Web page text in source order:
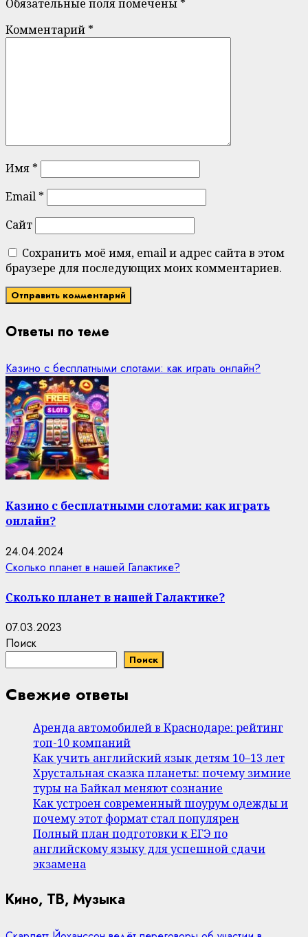
Обязательные поля помечены *
Комментарий *
Имя *
Email *
Сайт
Сохранить моё имя, email и адрес сайта в этом
браузере для последующих моих комментариев.
Ответы по теме
Казино с бесплатными слотами: как играть онлайн?
Казино с бесплатными слотами: как играть
онлайн?
24.04.2024
Сколько планет в нашей Галактике?
Сколько планет в нашей Галактике?
07.03.2023
Поиск
Поиск
Свежие ответы
Аренда автомобилей в Краснодаре: рейтинг
топ-10 компаний
Как учить английский язык детям 10–13 лет
Хрустальная сказка планеты: почему зимние
туры на Байкал меняют сознание
Как устроен современный шоурум одежды и
почему этот формат стал популярен
Полный план подготовки к ЕГЭ по
английскому языку для успешной сдачи
экзамена
Кино, ТВ, Музыка